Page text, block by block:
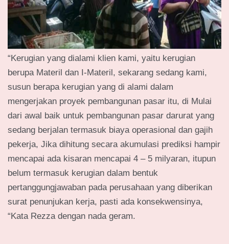
“Kerugian yang dialami klien kami, yaitu kerugian
berupa Materil dan I-Materil, sekarang sedang kami,
susun berapa kerugian yang di alami dalam
mengerjakan proyek pembangunan pasar itu, di Mulai
dari awal baik untuk pembangunan pasar darurat yang
sedang berjalan termasuk biaya operasional dan gajih
pekerja, Jika dihitung secara akumulasi prediksi hampir
mencapai ada kisaran mencapai 4 – 5 milyaran, itupun
belum termasuk kerugian dalam bentuk
pertanggungjawaban pada perusahaan yang diberikan
surat penunjukan kerja, pasti ada konsekwensinya,
“Kata Rezza dengan nada geram.